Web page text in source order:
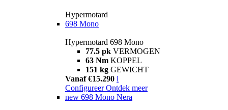
Hypermotard
698 Mono
Hypermotard 698 Mono
77.5 pk VERMOGEN
63 Nm KOPPEL
151 kg GEWICHT
Vanaf €15.290 i
Configureer Ontdek meer
new 698 Mono Nera